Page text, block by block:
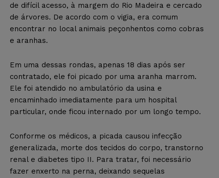
de difícil acesso, à margem do Rio Madeira e cercado
de árvores. De acordo com o vigia, era comum
encontrar no local animais peçonhentos como cobras
e aranhas.
Em uma dessas rondas, apenas 18 dias após ser
contratado, ele foi picado por uma aranha marrom.
Ele foi atendido no ambulatório da usina e
encaminhado imediatamente para um hospital
particular, onde ficou internado por um longo tempo.
Conforme os médicos, a picada causou infecção
generalizada, morte dos tecidos do corpo, transtorno
renal e diabetes tipo II. Para tratar, foi necessário
fazer enxerto na perna, deixando sequelas